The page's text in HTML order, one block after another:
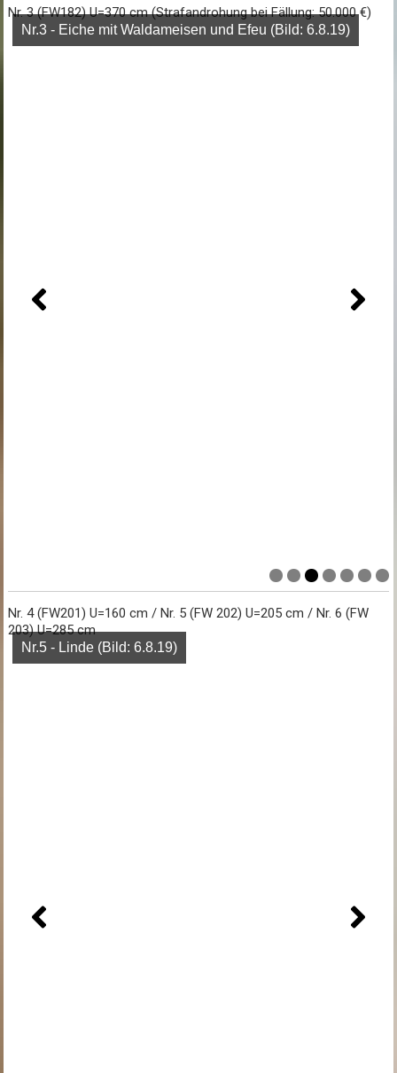
Nr. 3 (FW182) U=370 cm (Strafandrohung bei Fällung: 50.000 €)
Nr.3 - Eiche mit Waldameisen und Efeu (Bild: 6.8.19)
Nr. 4 (FW201) U=160 cm / Nr. 5 (FW 202) U=205 cm / Nr. 6 (FW
203) U=285 cm
Nr.5 - Linde (Bild: 6.8.19)